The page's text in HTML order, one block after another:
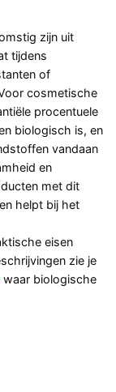
zijn uit
tijdens
of
cosmetische
procentuele
biologisch is, en
vandaan
en
met dit
helpt bij het
eisen
zie je
waar biologische